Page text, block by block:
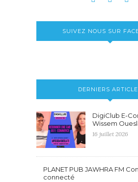
SUIVEZ NOUS SUR
DERNIERS
DigiClub E-
Wissem
16 juillet 2026
PLANET PUB JAWHRA FM
connecté